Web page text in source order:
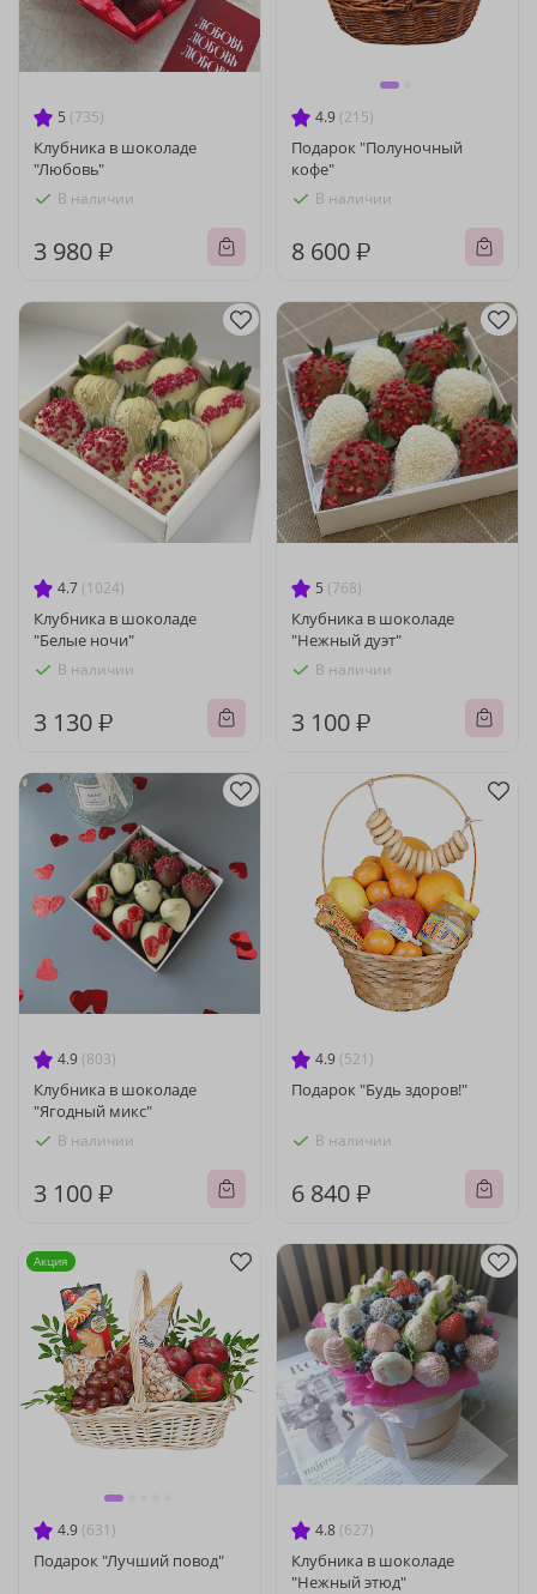
5 (735)
Клубника в шоколаде
"Любовь"
В наличии
3 980 ₽
4.9 (215)
Подарок "Полуночный
кофе"
В наличии
8 600 ₽
4.7 (1024)
Клубника в шоколаде
"Белые ночи"
В наличии
3 130 ₽
5 (768)
Клубника в шоколаде
"Нежный дуэт"
В наличии
3 100 ₽
4.9 (803)
Клубника в шоколаде
"Ягодный микс"
В наличии
3 100 ₽
4.9 (521)
Подарок "Будь здоров!"
В наличии
6 840 ₽
4.9 (631)
Подарок "Лучший повод"
Акция
4.8 (627)
Клубника в шоколаде
"Нежный этюд"